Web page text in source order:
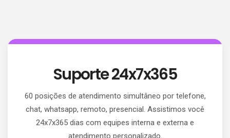
Suporte 24x7x365
60 posições de atendimento simultâneo por telefone,
chat, whatsapp, remoto, presencial. Assistimos você
24x7x365 dias com equipes interna e externa e
atendimento personalizado.